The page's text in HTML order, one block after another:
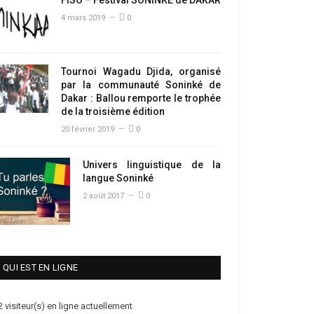
4 mars 2019 0
Tournoi Wagadu Djida, organisé
par la communauté Soninké de
Dakar : Ballou remporte le trophée
de la troisième édition
20 février 2019 0
Univers linguistique de la
langue Soninké
2 août 2017 0
QUI EST EN LIGNE
visiteur(s) en ligne actuellement